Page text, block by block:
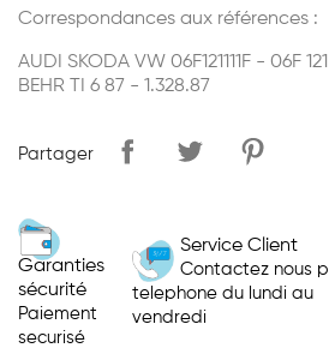
Correspondances aux références :
AUDI SKODA VW 06F121111F - 06F 121
BEHR TI 6 87 - 1.328.87
Partager
Garanties
sécurité
Paiement
securisé
Service Client
Contactez nous
telephone du lundi au
vendredi